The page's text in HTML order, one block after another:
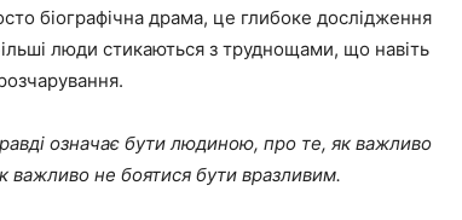
біографічна драма, це глибоке дослідження
люди стикаються з труднощами, що навіть
означає бути людиною, про те, як важливо
важливо не боятися бути вразливим.